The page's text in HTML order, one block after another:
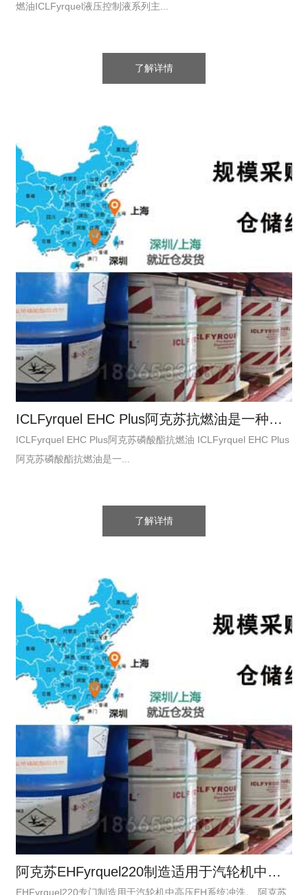
燃油ICLFyrquel液压控制液系列主...
了解详情
ICLFyrquel EHC Plus阿克苏抗燃油是一种基于磷酸酯的防火液
ICLFyrquel EHC Plus阿克苏磷酸酯抗燃油 ICLFyrquel EHC Plus
阿克苏磷酸酯抗燃油是一...
了解详情
阿克苏EHFyrquel220制造适用于汽轮机中高压EH系统冲洗。
EHFyrquel220专门制造用于汽轮机中高压EH系统冲洗。 阿克苏